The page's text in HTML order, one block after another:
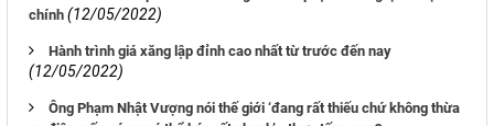
chính (12/05/2022)
Hành trình giá xăng lập đỉnh cao nhất từ trước đến nay
(12/05/2022)
Ông Phạm Nhật Vượng nói thế giới ‘đang rất thiếu chứ không thừa